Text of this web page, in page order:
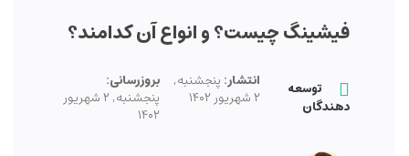
فیشینگ چیست؟ و انواع آن کدامند؟
توسعه
دهندگان
انتشار: پنجشنبه,
۲ شهریور ۱۴۰۲
بروزرسانی:
پنجشنبه, ۲ شهریور
۱۴۰۲